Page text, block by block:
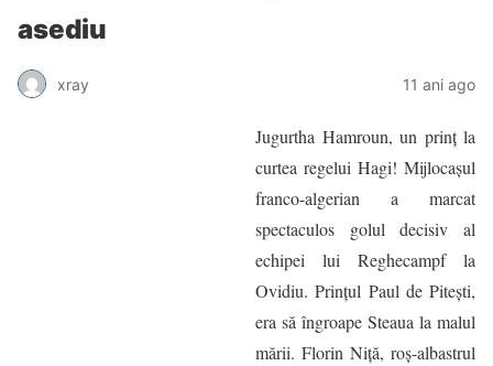
asediu
xray 11 ani ago
Jugurtha Hamroun, un prinţ la
curtea regelui Hagi! Mijlocașul
franco-algerian a marcat
spectaculos golul decisiv al
echipei lui Reghecampf la
Ovidiu. Prințul Paul de Pitești,
era să îngroape Steaua la malul
mării. Florin Niță, roș-albastrul